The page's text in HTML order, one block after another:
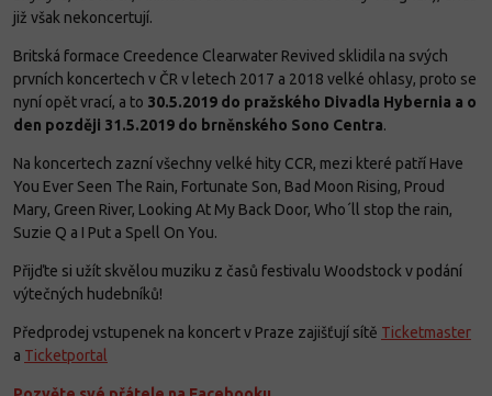
již však nekoncertují.
Britská formace Creedence Clearwater Revived sklidila na svých
prvních koncertech v ČR v letech 2017 a 2018 velké ohlasy, proto se
nyní opět vrací, a to 30.5.2019 do pražského Divadla Hybernia a o
den později 31.5.2019 do brněnského Sono Centra.
Na koncertech zazní všechny velké hity CCR, mezi které patří Have
You Ever Seen The Rain, Fortunate Son, Bad Moon Rising, Proud
Mary, Green River, Looking At My Back Door, Who´ll stop the rain,
Suzie Q a I Put a Spell On You.
Přijďte si užít skvělou muziku z časů festivalu Woodstock v podání
výtečných hudebníků!
Předprodej vstupenek na koncert v Praze zajišťují sítě Ticketmaster
a Ticketportal